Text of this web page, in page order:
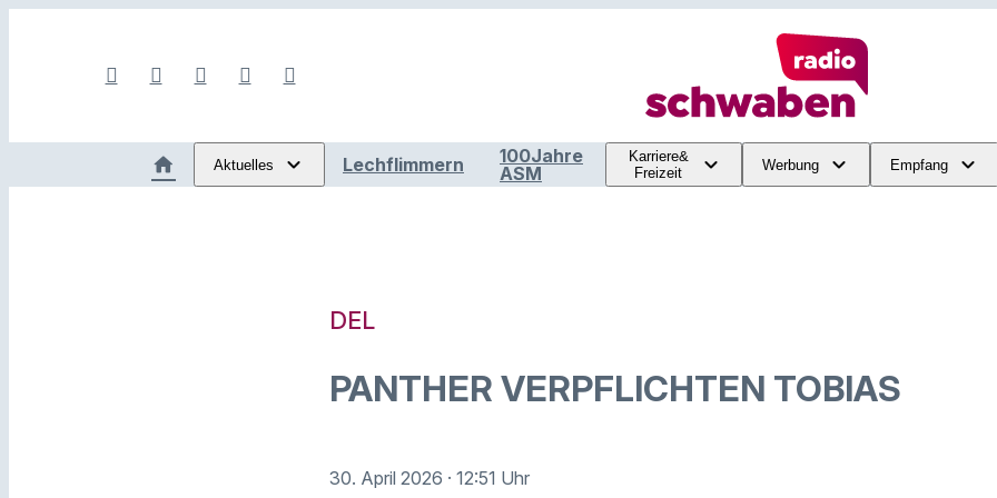
Aktuelles Lechflimmern
100Jahre
ASM
Karriere&
Freizeit
Werbung Empfang
DEL
PANTHER VERPFLICHTEN TOBIAS
30. April 2026 · 12:51 Uhr